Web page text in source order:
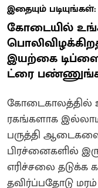
இதையும் படியுங்கள்:
கோடையில்
இயற்கை
ட்ரை
கோடைகாலத்தில்
ரகங்களாக
பருத்தி
பிரச்னைகளில்
எரிச்சலை
தவிர்ப்பதோடு